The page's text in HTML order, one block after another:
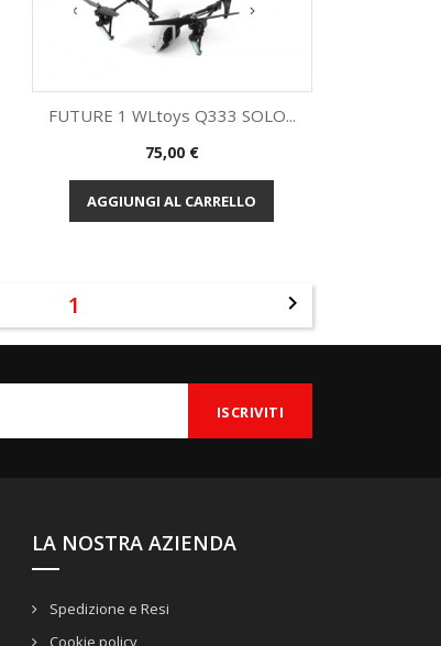
Anteprima
FUTURE 1 WLtoys Q333 SOLO...
Prezzo
75,00 €
AGGIUNGI AL CARRELLO
1 
LA NOSTRA AZIENDA
Spedizione e Resi
Cookie policy